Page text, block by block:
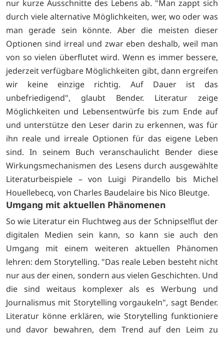
nur kurze Ausschnitte des Lebens ab. "Man zappt sich
durch viele alternative Möglichkeiten, wer, wo oder was
man gerade sein könnte. Aber die meisten dieser
Optionen sind irreal und zwar eben deshalb, weil man
von so vielen überflutet wird. Wenn es immer bessere,
jederzeit verfügbare Möglichkeiten gibt, dann ergreifen
wir keine einzige richtig. Auf Dauer ist das
unbefriedigend", glaubt Bender. Literatur zeige
Möglichkeiten und Lebensentwürfe bis zum Ende auf
und unterstütze den Leser darin zu erkennen, was für
ihn reale und irreale Optionen für das eigene Leben
sind. In seinem Buch veranschaulicht Bender diese
Wirkungsmechanismen des Lesens durch ausgewählte
Literaturbeispiele – von Luigi Pirandello bis Michel
Houellebecq, von Charles Baudelaire bis Nico Bleutge.
Umgang mit aktuellen Phänomenen
So wie Literatur ein Fluchtweg aus der Schnipselflut der
digitalen Medien sein kann, so kann sie auch den
Umgang mit einem weiteren aktuellen Phänomen
lehren: dem Storytelling. "Das reale Leben besteht nicht
nur aus der einen, sondern aus vielen Geschichten. Und
die sind weitaus komplexer als es Werbung und
Journalismus mit Storytelling vorgaukeln", sagt Bender.
Literatur könne erklären, wie Storytelling funktioniere
und davor bewahren, dem Trend auf den Leim zu